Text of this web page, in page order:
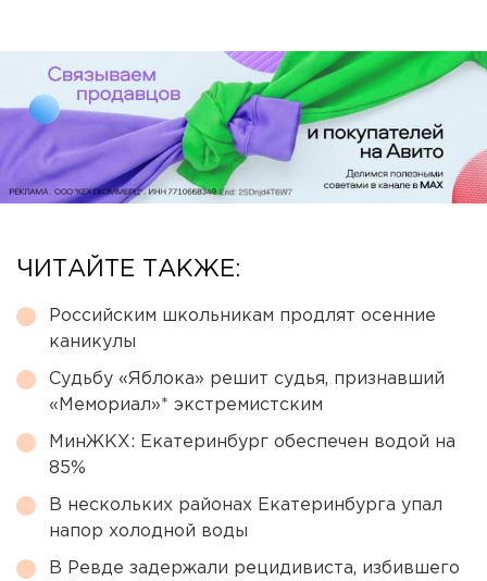
ЧИТАЙТЕ ТАКЖЕ:
Российским школьникам продлят осенние
каникулы
Судьбу «Яблока» решит судья, признавший
«Мемориал»* экстремистским
МинЖКХ: Екатеринбург обеспечен водой на
85%
В нескольких районах Екатеринбурга упал
напор холодной воды
В Ревде задержали рецидивиста, избившего